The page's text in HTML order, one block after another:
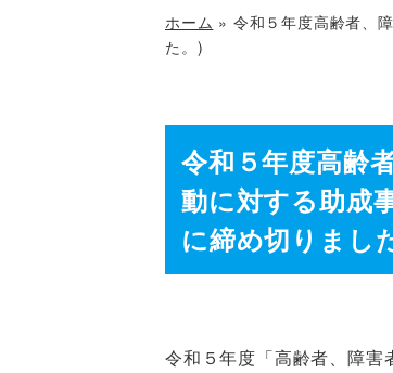
ホーム » 令和５年度高齢者、
た。)
令和５年度高齢
動に対する助成
に締め切りまし
令和５年度「高齢者、障